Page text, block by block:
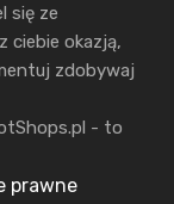
się ze
ciebie okazją,
zdobywaj
- to
prawne